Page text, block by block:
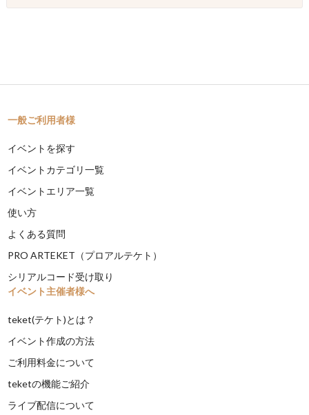
一般ご利用者様
イベントを探す
イベントカテゴリ一覧
イベントエリア一覧
使い方
よくある質問
PRO ARTEKET（プロアルテケト）
シリアルコード受け取り
イベント主催者様へ
teket(テケト)とは？
イベント作成の方法
ご利用料金について
teketの機能ご紹介
ライブ配信について